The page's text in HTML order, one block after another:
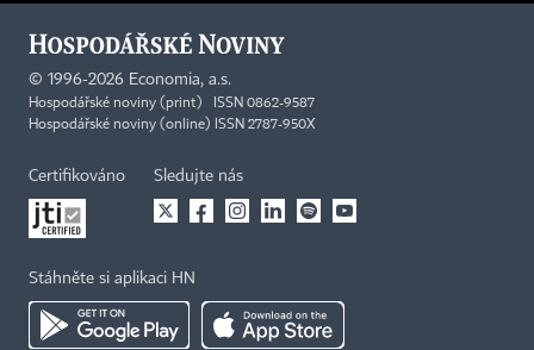
© 1996-2026 Economia, a.s.
Hospodářské noviny (print) ISSN 0862-9587
Hospodářské noviny (online) ISSN 2787-950X
Certifikováno Sledujte nás
Stáhněte si aplikaci HN